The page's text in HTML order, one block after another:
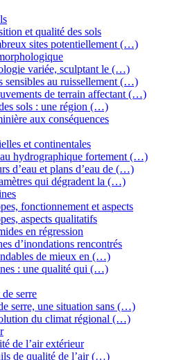
et qualité des sols
sites potentiellement (…)
variée, sculptant le (…)
sensibles au ruissellement (…)
de terrain affectant (…)
sols : une région (…)
aux conséquences
et continentales
hydrographique fortement (…)
d’eau et plans d’eau de (…)
qui dégradent la (…)
fonctionnement et aspects
aspects qualitatifs
en régression
d’inondations rencontrés
de mieux en (…)
: une qualité qui (…)
serre
serre, une situation sans (…)
du climat régional (…)
de l’air extérieur
de qualité de l’air (…)